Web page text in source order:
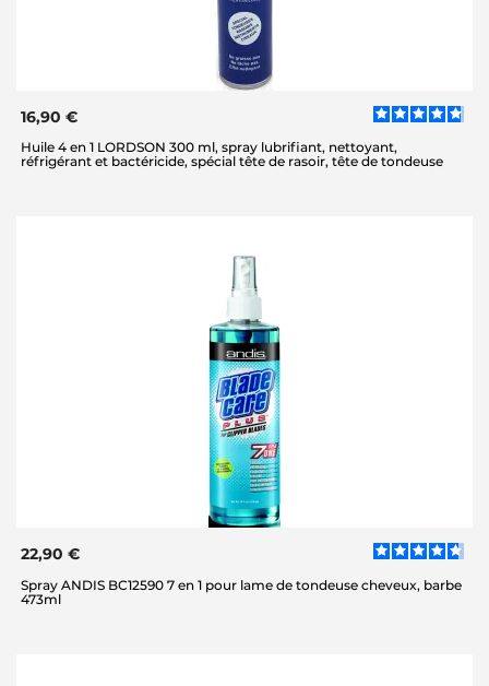
16,90 €
Huile 4 en 1 LORDSON 300 ml, spray lubrifiant, nettoyant,
réfrigérant et bactéricide, spécial tête de rasoir, tête de tondeuse
22,90 €
Spray ANDIS BC12590 7 en 1 pour lame de tondeuse cheveux, barbe
473ml